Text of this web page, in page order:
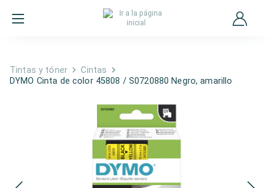
Tintas y tóner
Cintas
DYMO Cinta de color 45808 / S0720880 Negro, amarillo